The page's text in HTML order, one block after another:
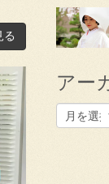
る
アー